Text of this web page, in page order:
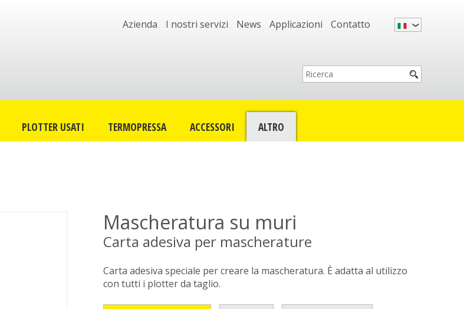
Azienda I nostri servizi News Applicazioni Contatto
PLOTTER USATI TERMOPRESSA ACCESSORI ALTRO
Mascheratura su muri
Carta adesiva per mascherature
Carta adesiva speciale per creare la mascheratura. È adatta al utilizzo
con tutti i plotter da taglio.